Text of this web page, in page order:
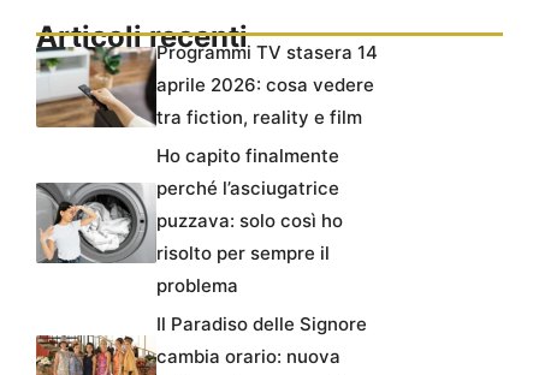
Articoli recentiProgrammi TV stasera 14
aprile 2026: cosa vedere
tra fiction, reality e film
Ho capito finalmente
perché l’asciugatrice
puzzava: solo così ho
risolto per sempre il
problema
Il Paradiso delle Signore
cambia orario: nuova